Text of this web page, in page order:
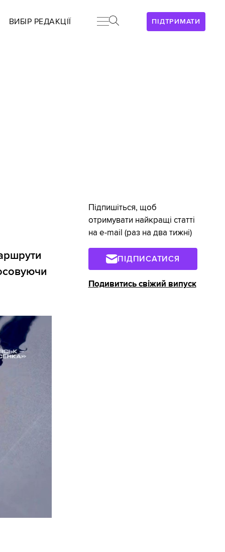
ПІДТРИМАТИ
ВИБІР РЕДАКЦІЇ
Підпишіться, щоб
отримувати найкращі статті
на e-mail (раз на два тижні)
ПІДПИСАТИСЯ
Подивитись свіжий випуск